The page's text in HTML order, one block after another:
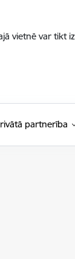
vietnē var tikt
partnerība